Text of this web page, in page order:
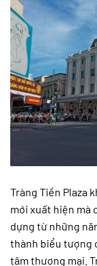
Tràng Tiền Plaza
mới xuất hiện mà
dựng từ những
thành biểu tượng
tâm thương mại.